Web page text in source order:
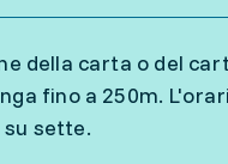
della carta o del
fino a 250m.
sette.